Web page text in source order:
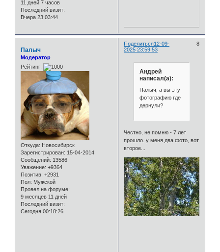
11 дней 7 часов
Последний визит:
Вчера 23:03:44
Поделиться 8
12-09-
2025 23:59:53
Палыч
Модератор
Рейтинг:
Откуда: Новосибирск
Зарегистрирован: 15-04-2014
Сообщений: 13586
Уважение: +9364
Позитив: +2931
Пол: Мужской
Провел на форуме:
9 месяцев 11 дней
Последний визит:
Сегодня 00:18:26
Андрей
написал(а):
Палыч, а вы эту
фотографию где
дернули?
Честно, не помню - 7 лет
прошло. у меня два фото, вот
второе...